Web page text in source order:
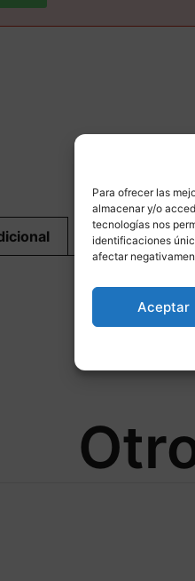
Para ofrecer las
almacenar y/o
tecnologías nos
identificaciones
afectar
Aceptar